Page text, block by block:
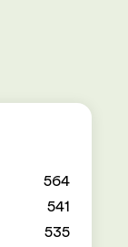
564
541
535